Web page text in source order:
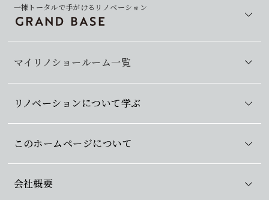
マイリノショールーム一覧
一棟トータルで手がけるリノベーション
リノベーションについて学ぶ
このホームページについて
会社概要